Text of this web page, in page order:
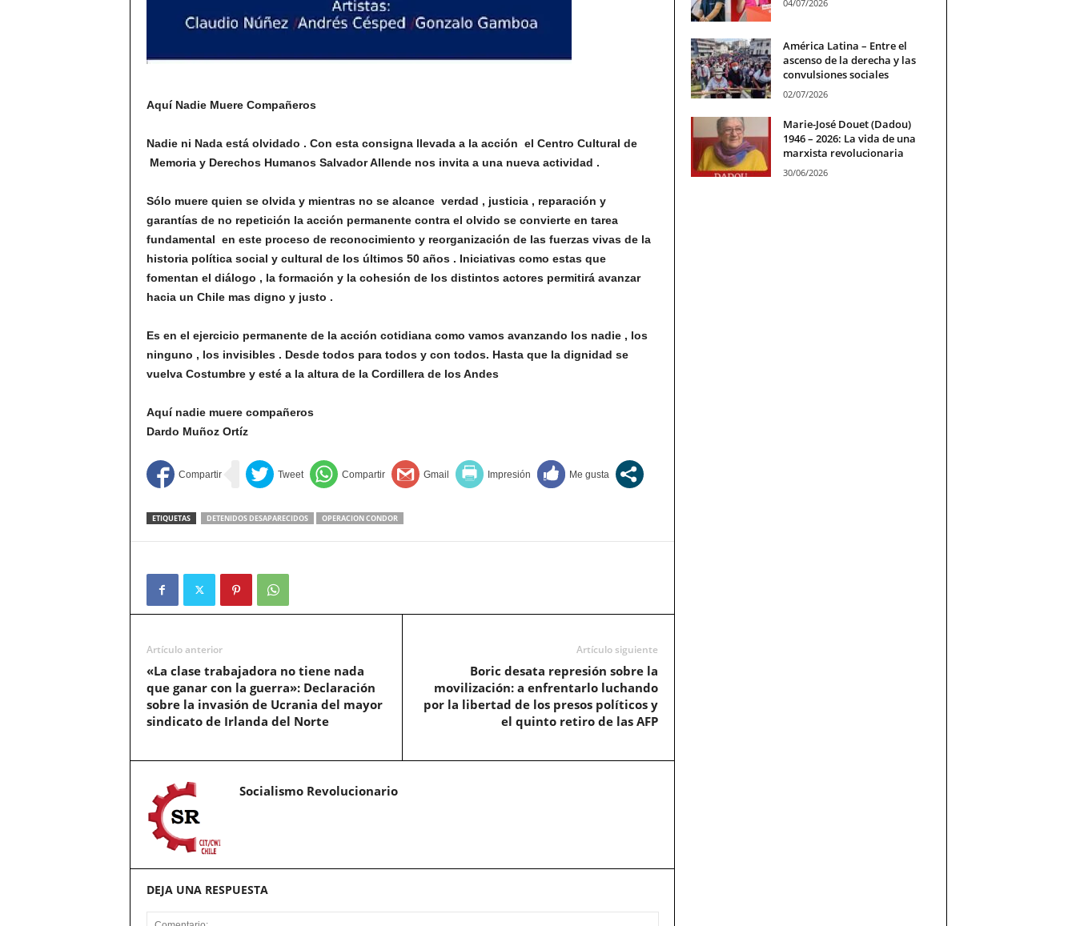
Aquí Nadie Muere Compañeros
Nadie ni Nada está olvidado . Con esta consigna llevada a la acción el Centro Cultural de
Memoria y Derechos Humanos Salvador Allende nos invita a una nueva actividad .
Sólo muere quien se olvida y mientras no se alcance verdad , justicia , reparación y
garantías de no repetición la acción permanente contra el olvido se convierte en tarea
fundamental en este proceso de reconocimiento y reorganización de las fuerzas vivas de la
historia política social y cultural de los últimos 50 años . Iniciativas como estas que
fomentan el diálogo , la formación y la cohesión de los distintos actores permitirá avanzar
hacia un Chile mas digno y justo .
Es en el ejercicio permanente de la acción cotidiana como vamos avanzando los nadie , los
ninguno , los invisibles . Desde todos para todos y con todos. Hasta que la dignidad se
vuelva Costumbre y esté a la altura de la Cordillera de los Andes
Aquí nadie muere compañeros
Dardo Muñoz Ortíz
ETIQUETAS DETENIDOS DESAPARECIDOS OPERACION CONDOR
Artículo anterior
«La clase trabajadora no tiene nada
que ganar con la guerra»: Declaración
sobre la invasión de Ucrania del mayor
sindicato de Irlanda del Norte
Artículo siguiente
Boric desata represión sobre la
movilización: a enfrentarlo luchando
por la libertad de los presos políticos y
el quinto retiro de las AFP
Socialismo Revolucionario
DEJA UNA RESPUESTA
04/07/2026
América Latina – Entre el
ascenso de la derecha y las
convulsiones sociales
02/07/2026
Marie-José Douet (Dadou)
1946 – 2026: La vida de una
marxista revolucionaria
30/06/2026